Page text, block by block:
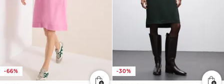
-66% -30%